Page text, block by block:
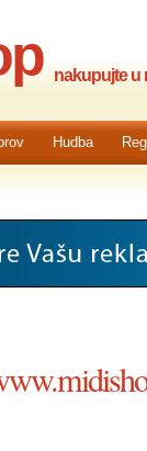
nakupujte u
Hudba